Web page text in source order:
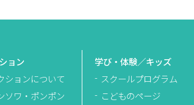
ョン
ションについて
ソワ・ポンポン
学び・体験／キッズ
スクールプログラム
こどものページ